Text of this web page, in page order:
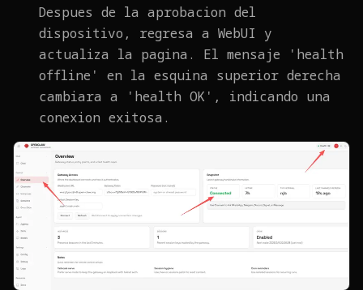
Despues de la aprobacion del
dispositivo, regresa a WebUI y
actualiza la pagina. El mensaje 'health
offline' en la esquina superior derecha
cambiara a 'health OK', indicando una
conexion exitosa.